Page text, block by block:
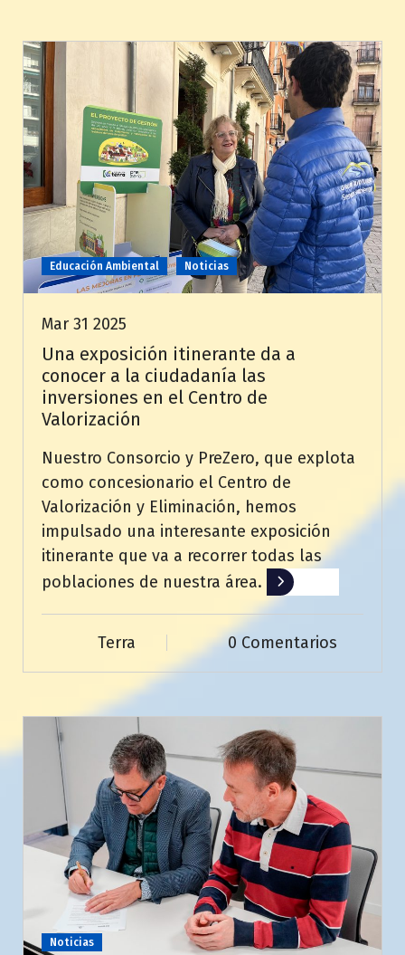
Educación Ambiental Noticias
Mar 31 2025
Una exposición itinerante da a
conocer a la ciudadanía las
inversiones en el Centro de
Valorización
Nuestro Consorcio y PreZero, que explota
como concesionario el Centro de
Valorización y Eliminación, hemos
impulsado una interesante exposición
itinerante que va a recorrer todas las
poblaciones de nuestra área.
Leer más
Terra 0 Comentarios
Noticias